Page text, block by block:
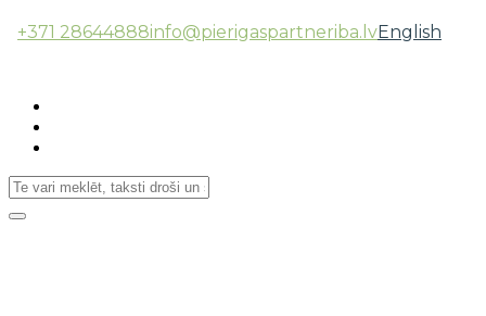
+371 28644888info@pierigaspartneriba.lvEnglish
Toggle